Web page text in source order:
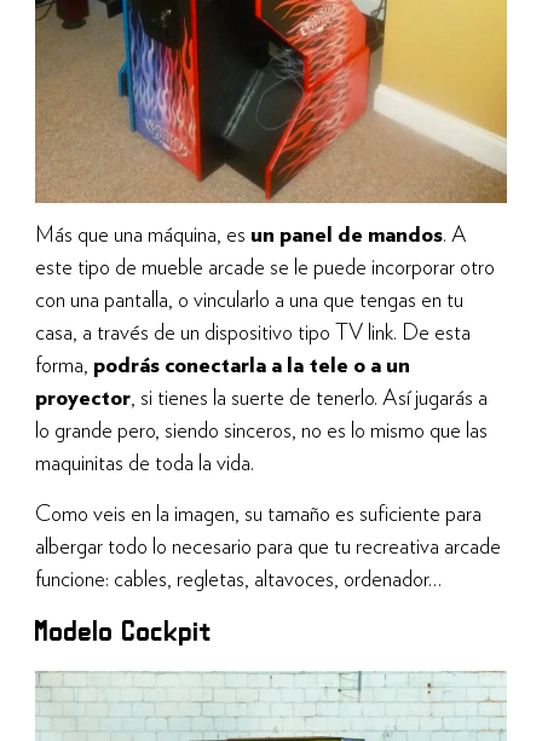
Más que una máquina, es un panel de mandos. A
este tipo de mueble arcade se le puede incorporar otro
con una pantalla, o vincularlo a una que tengas en tu
casa, a través de un dispositivo tipo TV link. De esta
forma, podrás conectarla a la tele o a un
proyector, si tienes la suerte de tenerlo. Así jugarás a
lo grande pero, siendo sinceros, no es lo mismo que las
maquinitas de toda la vida.
Como veis en la imagen, su tamaño es suficiente para
albergar todo lo necesario para que tu recreativa arcade
funcione: cables, regletas, altavoces, ordenador…
Modelo Cockpit